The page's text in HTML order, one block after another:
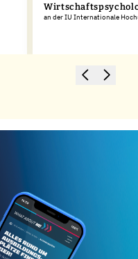
an der IU Internationale